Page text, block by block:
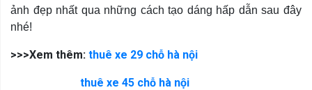
ảnh đẹp nhất qua những cách tạo dáng hấp dẫn sau đây
nhé!
>>>Xem thêm: thuê xe 29 chỗ hà nội
thuê xe 45 chỗ hà nội